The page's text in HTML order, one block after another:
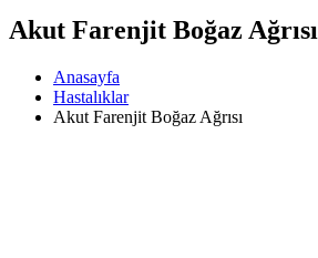
Akut Farenjit Boğaz Ağrısı
Anasayfa
Hastalıklar
Akut Farenjit Boğaz Ağrısı